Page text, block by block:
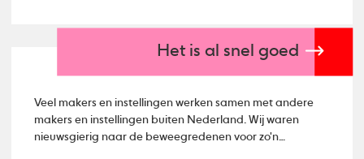
Het is al snel goed
Veel makers en instellingen werken samen met andere
makers en instellingen buiten Nederland. Wij waren
nieuwsgierig naar de beweegredenen voor zo'n